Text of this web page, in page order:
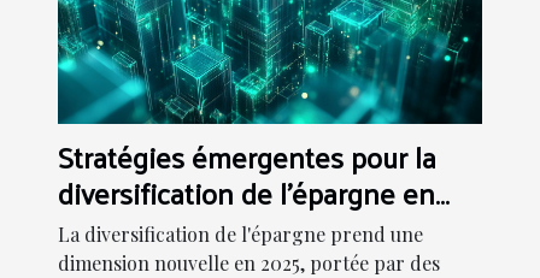
Stratégies émergentes pour la
diversification de l'épargne en
2025
La diversification de l'épargne prend une
dimension nouvelle en 2025, portée par des